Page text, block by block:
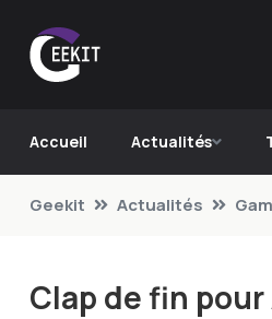
Accueil Actualités
Geekit Actualités
Clap de fin